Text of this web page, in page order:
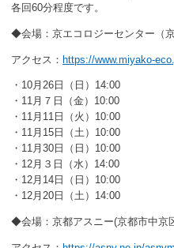
各回60分程度です。
◆会場：京エコロジーセンター（
アクセス： https://www.miyako-
・10月26日（日）14:00
・11月７日（金）10:00
・11月11日（火）10:00
・11月15日（土）10:00
・11月30日（日）10:00
・12月３日（水）14:00
・12月14日（日）10:00
・12月20日（土）14:00
◆会場：京都アスニー(京都市中京